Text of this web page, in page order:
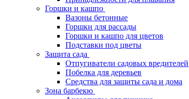
Горшки и кашпо
Вазоны бетонные
Горшки для рассады
Горшки и кашпо для цветов
Подставки под цветы
Защита сада
Отпугиватели садовых вредителей
Побелка для деревьев
Средства для защиты сада и дома
Зона барбекю